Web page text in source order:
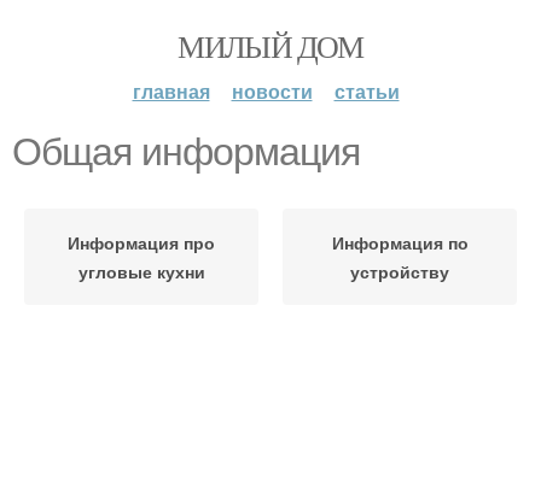
МИЛЫЙ ДОМ
главная новости статьи
Общая информация
Информация про
угловые кухни
Информация по
устройству